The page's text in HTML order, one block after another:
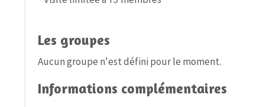
Les groupes
Aucun groupe n'est défini pour le moment.
Informations complémentaires